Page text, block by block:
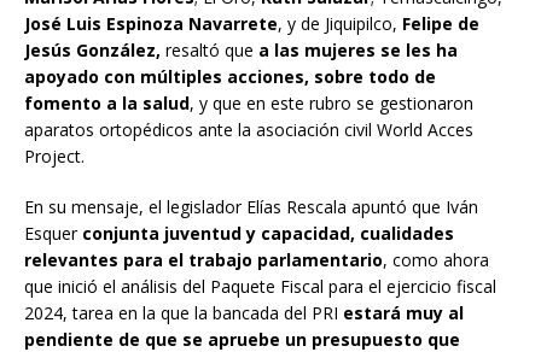
José Luis Espinoza Navarrete, y de Jiquipilco, Felipe de
Jesús González, resaltó que a las mujeres se les ha
apoyado con múltiples acciones, sobre todo de
fomento a la salud, y que en este rubro se gestionaron
aparatos ortopédicos ante la asociación civil World Acces
Project.
En su mensaje, el legislador Elías Rescala apuntó que Iván
Esquer conjunta juventud y capacidad, cualidades
relevantes para el trabajo parlamentario, como ahora
que inició el análisis del Paquete Fiscal para el ejercicio fiscal
2024, tarea en la que la bancada del PRI estará muy al
pendiente de que se apruebe un presupuesto que